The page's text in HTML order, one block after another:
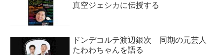
真空ジェシカに伝授する
ドンデコルテ渡辺銀次 同期の元芸人
たわわちゃんを語る